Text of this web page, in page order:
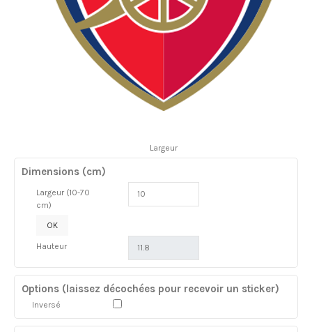
Largeur
Dimensions (cm)
Largeur (10-70
cm)
OK
Hauteur
Options (laissez décochées pour recevoir un sticker)
Inversé